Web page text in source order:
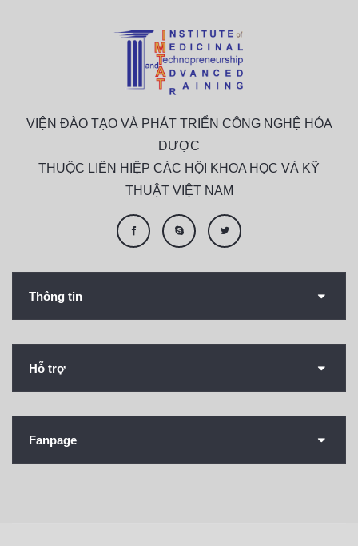
VIỆN ĐÀO TẠO VÀ PHÁT TRIỂN CÔNG NGHỆ HÓA
DƯỢC
THUỘC LIÊN HIỆP CÁC HỘI KHOA HỌC VÀ KỸ
THUẬT VIỆT NAM
Thông tin
Hỗ trợ
Fanpage